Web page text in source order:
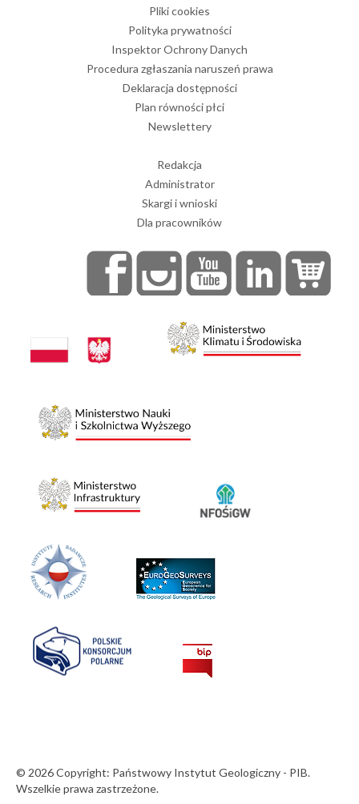
Pliki cookies
Polityka prywatności
Inspektor Ochrony Danych
Procedura zgłaszania naruszeń prawa
Deklaracja dostępności
Plan równości płci
Newslettery
Redakcja
Administrator
Skargi i wnioski
Dla pracowników
© 2026 Copyright: Państwowy Instytut Geologiczny - PIB.
Wszelkie prawa zastrzeżone.